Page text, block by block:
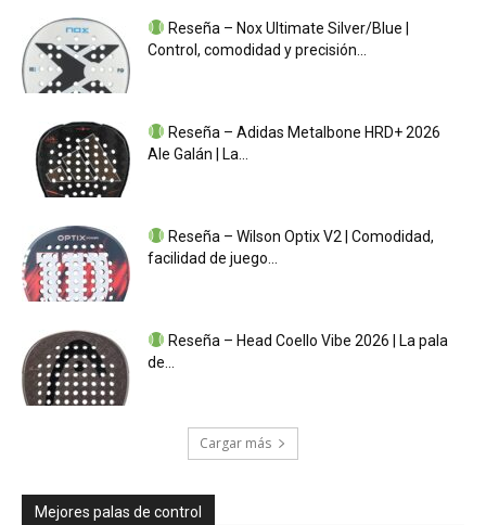
Reseña – Nox Ultimate Silver/Blue |
Control, comodidad y precisión...
Reseña – Adidas Metalbone HRD+ 2026
Ale Galán | La...
Reseña – Wilson Optix V2 | Comodidad,
facilidad de juego...
Reseña – Head Coello Vibe 2026 | La pala
de...
Cargar más
Mejores palas de control